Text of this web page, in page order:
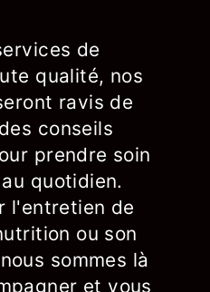
de
qualité, nos
ravis de
conseils
prendre soin
quotidien.
l'entretien de
ou son
sommes là
et vous